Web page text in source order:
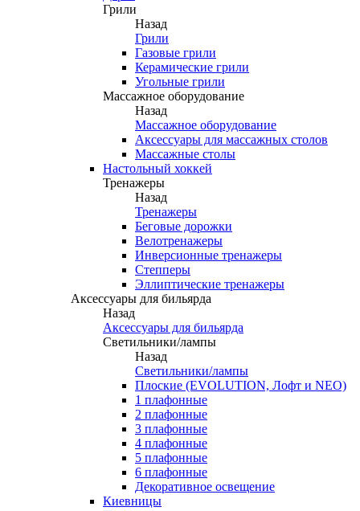
Грили
Назад
Грили
Газовые грили
Керамические грили
Угольные грили
Массажное оборудование
Назад
Массажное оборудование
Аксессуары для массажных столов
Массажные столы
Настольный хоккей
Тренажеры
Назад
Тренажеры
Беговые дорожки
Велотренажеры
Инверсионные тренажеры
Степперы
Эллиптические тренажеры
Аксессуары для бильярда
Назад
Аксессуары для бильярда
Светильники/лампы
Назад
Светильники/лампы
Плоские (EVOLUTION, Лофт и NEO)
1 плафонные
2 плафонные
3 плафонные
4 плафонные
5 плафонные
6 плафонные
Декоративное освещение
Киевницы